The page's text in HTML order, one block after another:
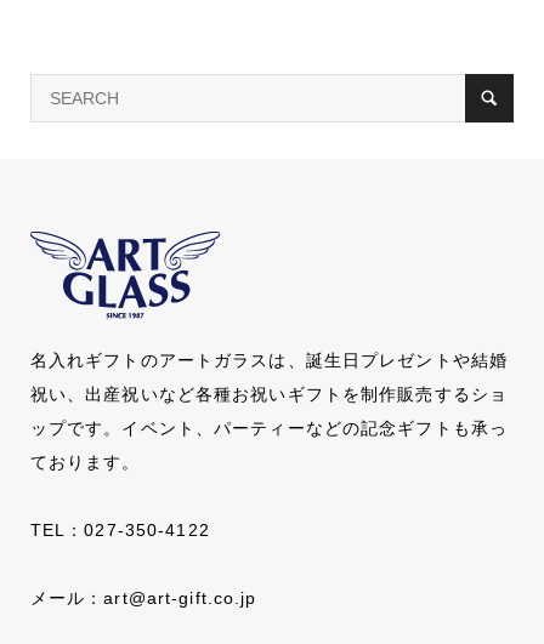
名入れギフトのアートガラスは、誕生日プレゼントや結婚
祝い、出産祝いなど各種お祝いギフトを制作販売するショ
ップです。イベント、パーティーなどの記念ギフトも承っ
ております。
TEL：027-350-4122
メール：art@art-gift.co.jp